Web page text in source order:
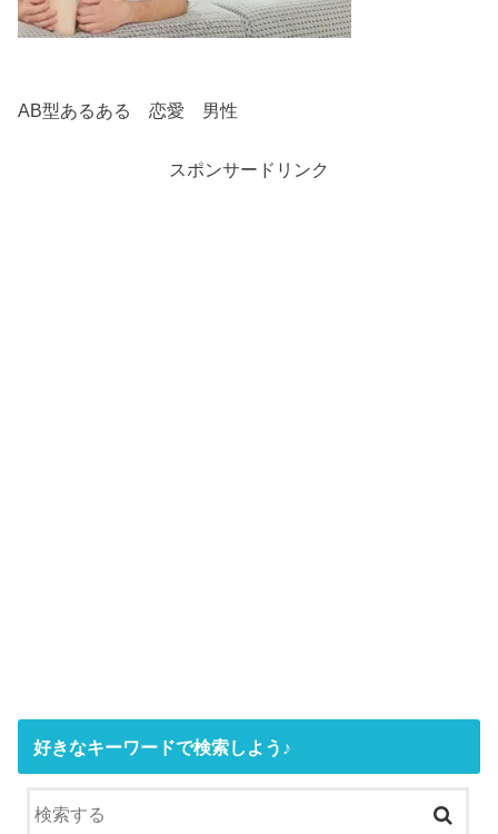
AB型あるある 恋愛 男性
スポンサードリンク
好きなキーワードで検索しよう♪